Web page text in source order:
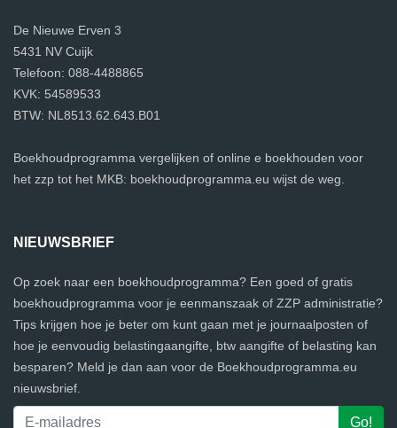
De Nieuwe Erven 3
5431 NV Cuijk
Telefoon: 088-4488865
KVK: 54589533
BTW: NL8513.62.643.B01
Boekhoudprogramma vergelijken of online e boekhouden voor
het zzp tot het MKB: boekhoudprogramma.eu wijst de weg.
NIEUWSBRIEF
Op zoek naar een boekhoudprogramma? Een goed of gratis
boekhoudprogramma voor je eenmanszaak of ZZP administratie?
Tips krijgen hoe je beter om kunt gaan met je journaalposten of
hoe je eenvoudig belastingaangifte, btw aangifte of belasting kan
besparen? Meld je dan aan voor de Boekhoudprogramma.eu
nieuwsbrief.